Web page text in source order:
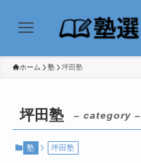
ホーム 塾 坪田塾
坪田塾 – category –
塾 坪田塾